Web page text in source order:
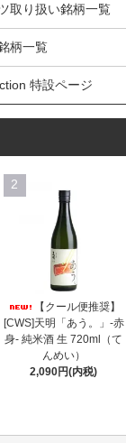
取り扱い銘柄一覧
柄一覧
特設ページ
2
【クール便推奨】
[CWS]天明「あう。」-赤
身- 純米酒 生 720ml（て
んめい）
2,090円(内税)